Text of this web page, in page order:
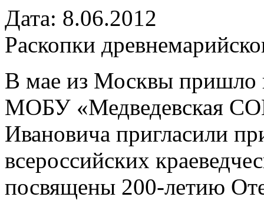
Дата: 8.06.2012
Раскопки
В мае из Москвы пришло
МОБУ «Медведевская
Ивановича пригласили
всероссийских
посвящены 200-летию